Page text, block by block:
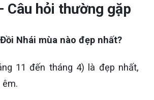
Câu hỏi thường gặp
Nhái mùa nào đẹp nhất?
11 đến tháng 4) là đẹp nhất,
êm.